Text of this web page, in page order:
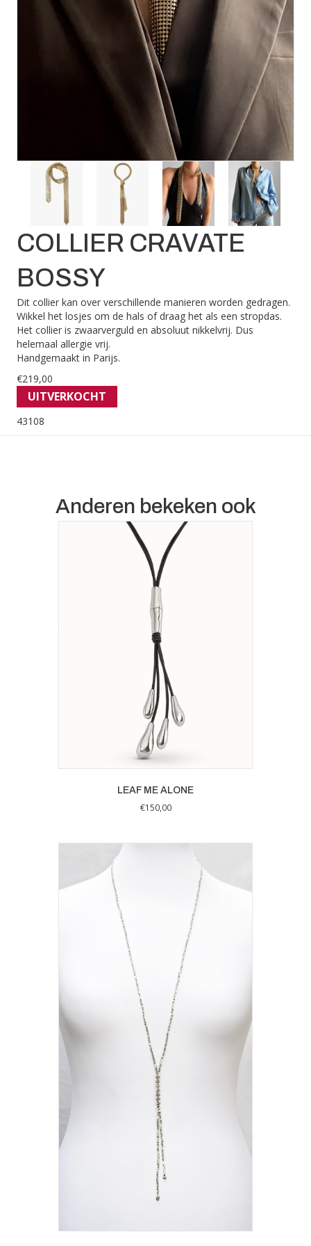
COLLIER CRAVATE
BOSSY
Dit collier kan over verschillende manieren worden gedragen.
Wikkel het losjes om de hals of draag het als een stropdas.
Het collier is zwaarverguld en absoluut nikkelvrij. Dus
helemaal allergie vrij.
Handgemaakt in Parijs.
€219,00
UITVERKOCHT
43108
Anderen bekeken ook
LEAF ME ALONE
€150,00